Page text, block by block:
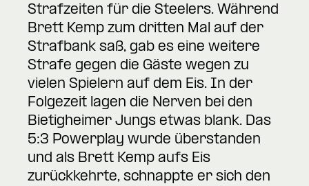
Strafzeiten für die Steelers. Während
Brett Kemp zum dritten Mal auf der
Strafbank saß, gab es eine weitere
Strafe gegen die Gäste wegen zu
vielen Spielern auf dem Eis. In der
Folgezeit lagen die Nerven bei den
Bietigheimer Jungs etwas blank. Das
5:3 Powerplay wurde überstanden
und als Brett Kemp aufs Eis
zurückkehrte, schnappte er sich den